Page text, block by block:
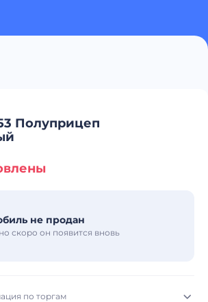
Полуприцеп
не продан
скоро он появится вновь
по торгам